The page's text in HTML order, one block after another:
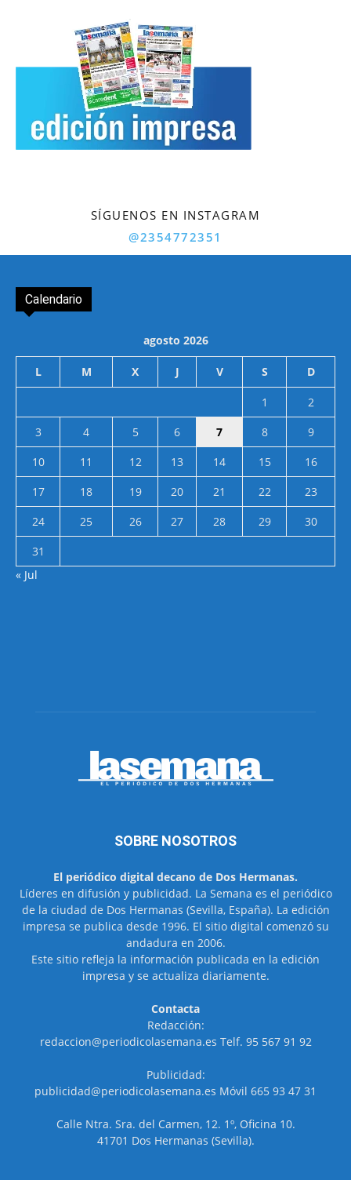
SÍGUENOS EN INSTAGRAM
@2354772351
Calendario
agosto 2026
L M X J V S D
1
2
3
4 5 6 7 8
9
10
11 12 13 14 15
16
17
18 19 20 21 22
23
24
25 26 27 28 29
30
31
« Jul
SOBRE NOSOTROS
El periódico digital decano de Dos Hermanas.
Líderes en difusión y publicidad. La Semana es el periódico
de la ciudad de Dos Hermanas (Sevilla, España). La edición
impresa se publica desde 1996. El sitio digital comenzó su
andadura en 2006.
Este sitio refleja la información publicada en la edición
impresa y se actualiza diariamente.
Contacta
Redacción:
redaccion@periodicolasemana.es Telf. 95 567 91 92
Publicidad:
publicidad@periodicolasemana.es Móvil 665 93 47 31
Calle Ntra. Sra. del Carmen, 12. 1º, Oficina 10.
41701 Dos Hermanas (Sevilla).